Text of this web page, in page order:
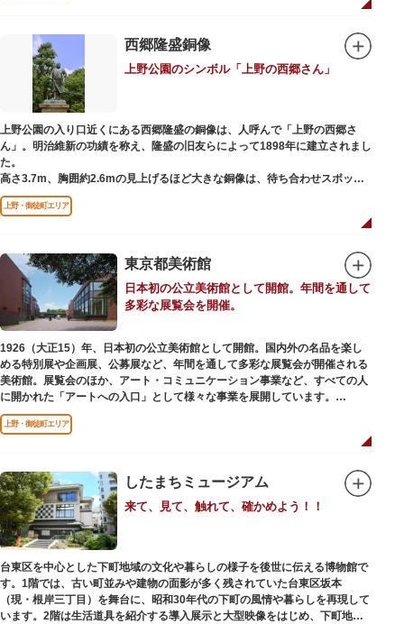
すが、それぞれ別々の由緒の独立した神社です。どちらの御朱印も五條天神
参拝は6:00～17:00（御朱印の授与は9:00～17:00）
西郷隆盛銅像
上野公園のシンボル「上野の西郷さん」
上野公園の入り口近くにある西郷隆盛の銅像は、人呼んで「上野の西郷さ
ん」。明治維新の功績を称え、隆盛の旧友らによって1898年に建立されまし
た。
高さ3.7m、胸囲約2.6mの見上げるほど大きな銅像は、待ち合わせスポット
やフォトスポットとして親しまれています。彫刻家、高村光雲によって作ら
れた像は、愛犬のツンと一緒にうさぎ狩りに出かけているところだそう。
上野公園にお立ち寄りの際は、ぜひ「上野の西郷さん」と写真撮影を楽しん
上野・御徒町エリア
東京都美術館
日本初の公立美術館として開館。年間を通して
多彩な展覧会を開催。
1926（大正15）年、日本初の公立美術館として開館。国内外の名品を楽し
める特別展や企画展、公募展など、年間を通して多彩な展覧会が開催される
美術館。展覧会のほか、アート・コミュニケーション事業など、すべての人
に開かれた「アートへの入口」として様々な事業を展開しています。
レストランやミュージアムショップも充実。開放的なガラス張りのレストラ
ンからは、美術館のプロムナードや四季折々の公園の景色を眺めることがで
能です（観覧料は展覧会によって異なります。展覧会のスケジュールや観覧
料等の詳細は公式サイトをご確認ください）。
専門のスタッフに子供を預け、ゆっくりと展覧会鑑賞を楽しめる託児サービ
ス「パパママデー（事前予約制）」や、個室スペースのある授乳室、ミルク
用のお湯のサービスもあるのでファミリーにもおすすめです。
レンガ色のタイル張りの建物は、日本のモダニズム建築の巨匠・前川國男の
設計。
屋外には彫刻等の立体作品も展示されています。
上野・御徒町エリア
したまちミュージアム
来て、見て、触れて、確かめよう！！
台東区を中心とした下町地域の文化や暮らしの様子を後世に伝える博物館で
す。1階では、古い町並みや建物の面影が多く残されていた台東区坂本
（現・根岸三丁目）を舞台に、昭和30年代の下町の風情や暮らしを再現して
います。2階は生活道具を紹介する導入展示と大型映像をはじめ、下町地域